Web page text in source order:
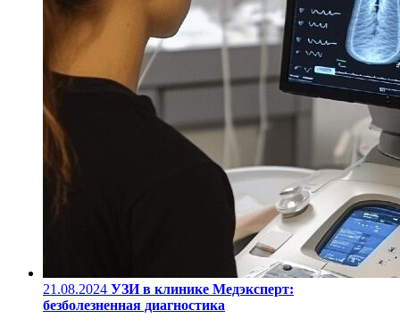
21.08.2024 УЗИ в клинике Медэксперт:
безболезненная диагностика